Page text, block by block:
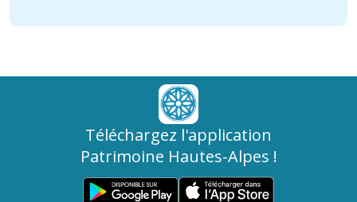
Téléchargez l'application
Patrimoine Hautes-Alpes !